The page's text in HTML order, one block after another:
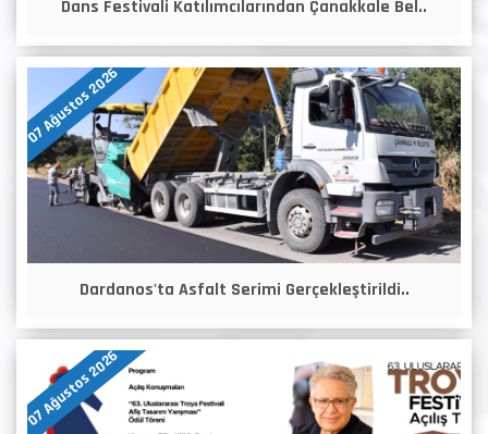
Dans Festivali Katılımcılarından Çanakkale Bel..
07 Ağustos 2026
Dardanos'ta Asfalt Serimi Gerçekleştirildi..
07 Ağustos 2026